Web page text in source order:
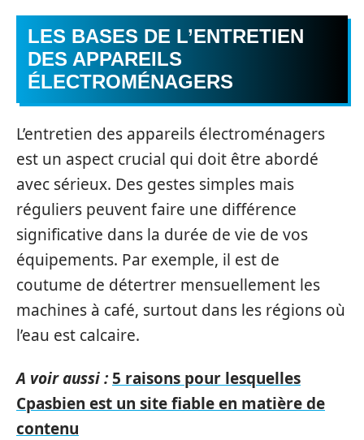
LES BASES DE L’ENTRETIEN
DES APPAREILS
ÉLECTROMÉNAGERS
L’entretien des appareils électroménagers
est un aspect crucial qui doit être abordé
avec sérieux. Des gestes simples mais
réguliers peuvent faire une différence
significative dans la durée de vie de vos
équipements. Par exemple, il est de
coutume de détertrer mensuellement les
machines à café, surtout dans les régions où
l’eau est calcaire.
A voir aussi : 5 raisons pour lesquelles
Cpasbien est un site fiable en matière de
contenu